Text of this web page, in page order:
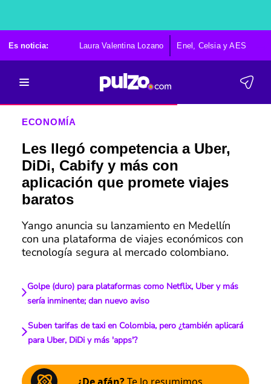
Es noticia: Laura Valentina Lozano Enel, Celsia y AES
ECONOMÍA
Les llegó competencia a Uber,
DiDi, Cabify y más con
aplicación que promete viajes
baratos
Yango anuncia su lanzamiento en Medellín
con una plataforma de viajes económicos con
tecnología segura al mercado colombiano.
Golpe (duro) para plataformas como Netflix, Uber y más
sería inminente; dan nuevo aviso
Suben tarifas de taxi en Colombia, pero ¿también aplicará
para Uber, DiDi y más 'apps'?